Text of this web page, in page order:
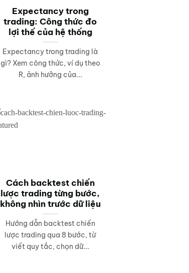
Expectancy trong
trading: Công thức đo
lợi thế của hệ thống
Expectancy trong trading là
gì? Xem công thức, ví dụ theo
R, ảnh hưởng của...
Cách backtest chiến
lược trading từng bước,
không nhìn trước dữ liệu
Hướng dẫn backtest chiến
lược trading qua 8 bước, từ
viết quy tắc, chọn dữ...